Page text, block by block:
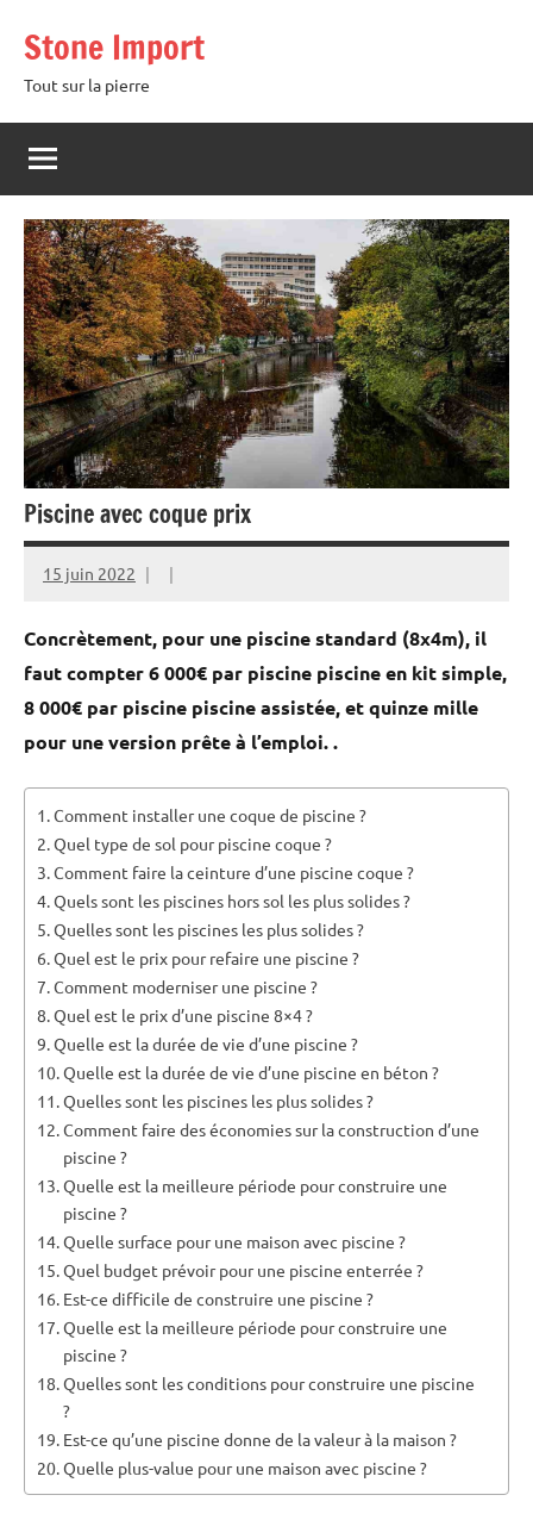
contenu
Stone Import
Tout sur la pierre
Piscine avec coque prix
15 juin 2022
Concrètement, pour une piscine standard (8x4m), il
faut compter 6 000€ par piscine piscine en kit simple,
8 000€ par piscine piscine assistée, et quinze mille
pour une version prête à l’emploi. .
Comment installer une coque de piscine ?
Quel type de sol pour piscine coque ?
Comment faire la ceinture d’une piscine coque ?
Quels sont les piscines hors sol les plus solides ?
Quelles sont les piscines les plus solides ?
Quel est le prix pour refaire une piscine ?
Comment moderniser une piscine ?
Quel est le prix d’une piscine 8×4 ?
Quelle est la durée de vie d’une piscine ?
Quelle est la durée de vie d’une piscine en béton ?
Quelles sont les piscines les plus solides ?
Comment faire des économies sur la construction d’une
piscine ?
Quelle est la meilleure période pour construire une
piscine ?
Quelle surface pour une maison avec piscine ?
Quel budget prévoir pour une piscine enterrée ?
Est-ce difficile de construire une piscine ?
Quelle est la meilleure période pour construire une
piscine ?
Quelles sont les conditions pour construire une piscine
?
Est-ce qu’une piscine donne de la valeur à la maison ?
Quelle plus-value pour une maison avec piscine ?